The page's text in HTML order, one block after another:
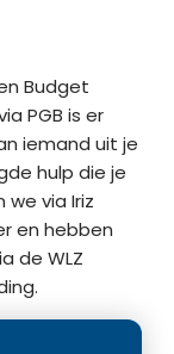
Budget
PGB is er
iemand uit je
hulp die je
we via Iriz
en hebben
de WLZ